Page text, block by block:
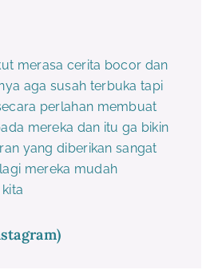
merasa cerita bocor dan
aga susah terbuka tapi
perlahan membuat
mereka dan itu ga bikin
yang diberikan sangat
mereka mudah